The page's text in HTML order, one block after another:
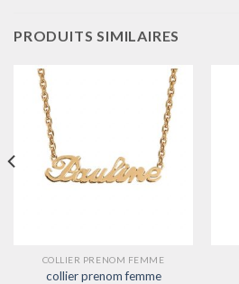
PRODUITS SIMILAIRES
COLLIER PRENOM FEMME
collier prenom femme